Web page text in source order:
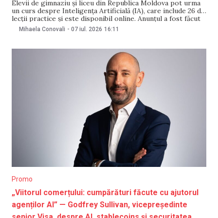
Elevii de gimnaziu și liceu din Republica Moldova pot urma
un curs despre Inteligența Artificială (IA), care include 26 de
lecții practice și este disponibil online. Anunțul a fost făcut
pe 7 iulie de Ministerul Educației și Cercetării. Cursul a fost
dezvoltat de UNICEF, în parteneriat cu Ministerul Educației
Mihaela Conovali - 07 iul. 2026 16:11
Promo
„Viitorul comerțului: cumpărături făcute cu ajutorul
agenților AI” — Godfrey Sullivan, vicepreședinte